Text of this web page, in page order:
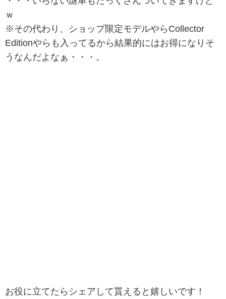
ｗ
※その代わり、ショップ限定モデルやらCollector
Editionやらも入ってるから結果的にはお得になりそ
うなんだよなぁ・・・。
お役に立てたらシェアして貰えると嬉しいです！